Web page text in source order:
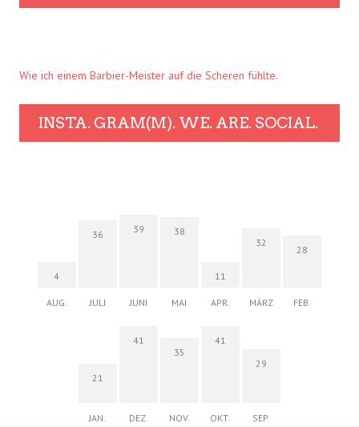
Wie ich einem Barbier-Meister auf die Scheren fühlte.
INSTA. GRAM(M). WE. ARE. SOCIAL.
4
AUG.
36
JULI
39
JUNI
38
MAI
11
APR.
32
MÄRZ
28
FEB.
21
JAN.
41
DEZ.
35
NOV.
41
OKT.
29
SEP.